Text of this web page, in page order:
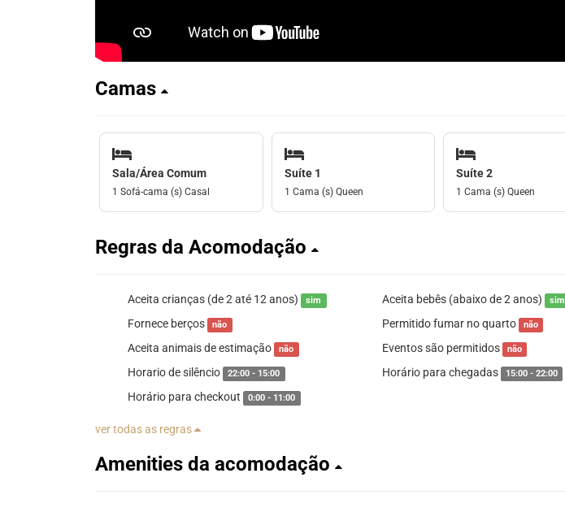
Camas
Sala/Área Comum
1 Sofá-cama (s) Casal
Suíte 1
1 Cama (s) Queen
Suíte 2
1 Cama (s) Queen
Regras da Acomodação
Aceita crianças (de 2 até 12 anos) sim Aceita bebês (abaixo de 2 anos) sim
Fornece berços não Permitido fumar no quarto não
Aceita animais de estimação não Eventos são permitidos não
Horario de silêncio 22:00 - 15:00 Horário para chegadas 15:00 - 22:00
Horário para checkout 0:00 - 11:00
ver todas as regras
Amenities da acomodação